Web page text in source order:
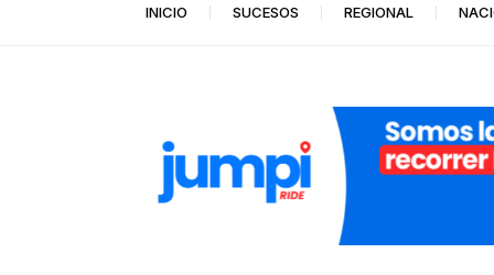
INICIO SUCESOS REGIONAL